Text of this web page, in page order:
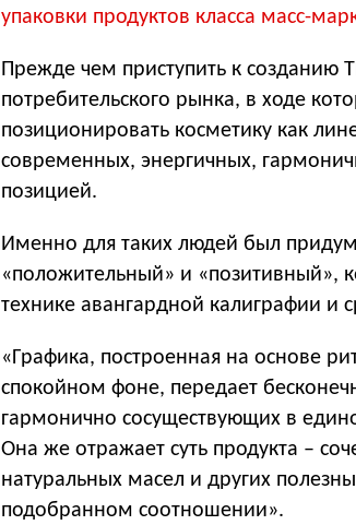
упаковки продуктов класса масс-
Прежде чем приступить к созданию
потребительского рынка, в ходе
позиционировать косметику как
современных, энергичных,
позицией.
Именно для таких людей был
«положительный» и «позитивный»,
технике авангардной калиграфии и
«Графика, построенная на основе
спокойном фоне, передает
гармонично сосуществующих в
Она же отражает суть продукта –
натуральных масел и других
подобранном соотношении».